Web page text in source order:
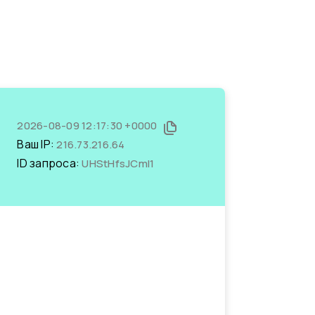
2026-08-09 12:17:30 +0000
Ваш IP:216.73.216.64
ID запроса:UHStHfsJCmI1